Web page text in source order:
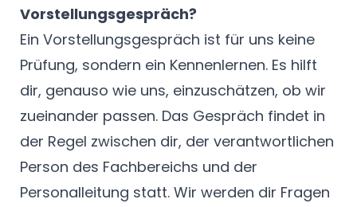
Vorstellungsgespräch?
Ein Vorstellungsgespräch ist für uns keine
Prüfung, sondern ein Kennenlernen. Es hilft
dir, genauso wie uns, einzuschätzen, ob wir
zueinander passen. Das Gespräch findet in
der Regel zwischen dir, der verantwortlichen
Person des Fachbereichs und der
Personalleitung statt. Wir werden dir Fragen